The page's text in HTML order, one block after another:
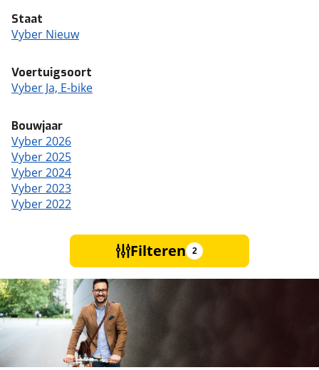
Staat
Vyber Nieuw
Voertuigsoort
Vyber Ja, E-bike
Bouwjaar
Vyber 2026
Vyber 2025
Vyber 2024
Vyber 2023
Vyber 2022
Filteren 2